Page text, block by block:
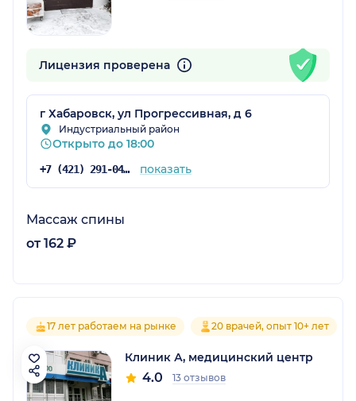
Лицензия проверена
г Хабаровск, ул Прогрессивная, д 6
Индустриальный район
Открыто до 18:00
+7 (421) 291-04-24 показать
Массаж спины
от 162 ₽
17 лет работаем на рынке 20 врачей, опыт 10+ лет
Клиник А, медицинский центр
4.0 13 отзывов